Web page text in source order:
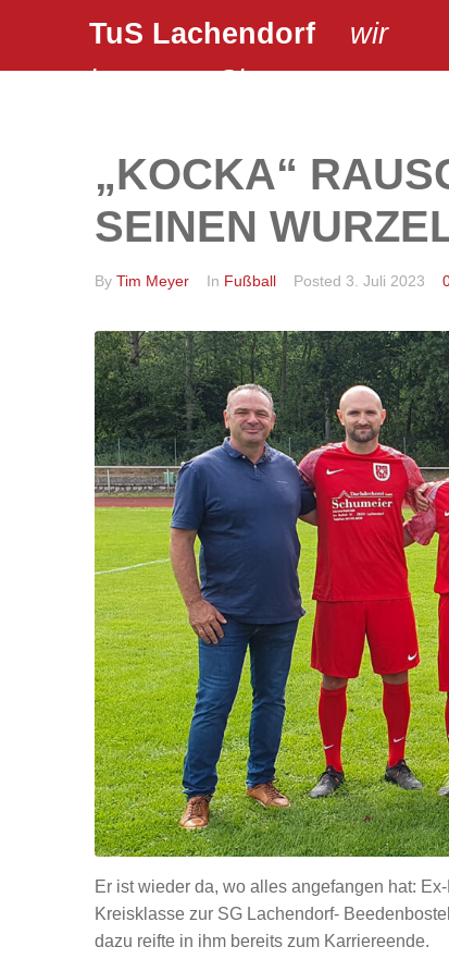
TuS Lachendorf
wir
bewegen Sie …
„KOCKA“
SEINEN
By Tim Meyer In Fußball Posted 3. Juli 2023
Er ist wieder da, wo alles angefangen hat:
Kreisklasse zur SG Lachendorf-
dazu reifte in ihm bereits zum Karriereende.